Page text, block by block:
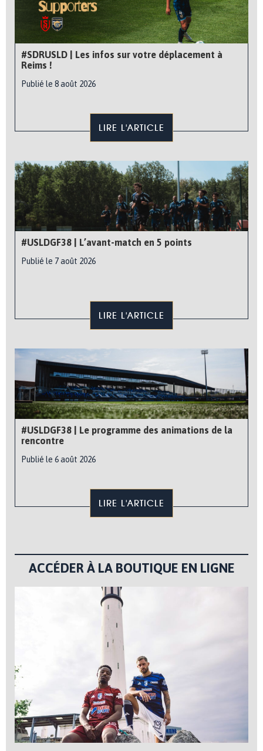
#SDRUSLD | Les infos sur votre déplacement à
Reims !
Publié le 8 août 2026
LIRE L'ARTICLE
#USLDGF38 | L’avant-match en 5 points
Publié le 7 août 2026
LIRE L'ARTICLE
#USLDGF38 | Le programme des animations de la
rencontre
Publié le 6 août 2026
LIRE L'ARTICLE
ACCÉDER À LA BOUTIQUE EN LIGNE